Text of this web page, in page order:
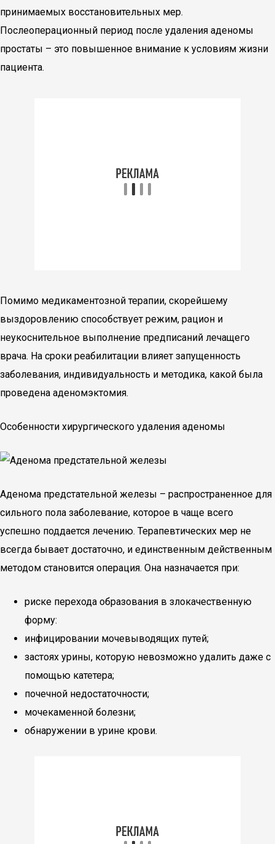
принимаемых восстановительных мер.
Послеоперационный период после удаления аденомы
простаты – это повышенное внимание к условиям жизни
пациента.
Помимо медикаментозной терапии, скорейшему
выздоровлению способствует режим, рацион и
неукоснительное выполнение предписаний лечащего
врача. На сроки реабилитации влияет запущенность
заболевания, индивидуальность и методика, какой была
проведена аденомэктомия.
Особенности хирургического удаления аденомы
Аденома предстательной железы – распространенное для
сильного пола заболевание, которое в чаще всего
успешно поддается лечению. Терапевтических мер не
всегда бывает достаточно, и единственным действенным
методом становится операция. Она назначается при:
риске перехода образования в злокачественную
форму:
инфицировании мочевыводящих путей;
застоях урины, которую невозможно удалить даже с
помощью катетера;
почечной недостаточности;
мочекаменной болезни;
обнаружении в урине крови.